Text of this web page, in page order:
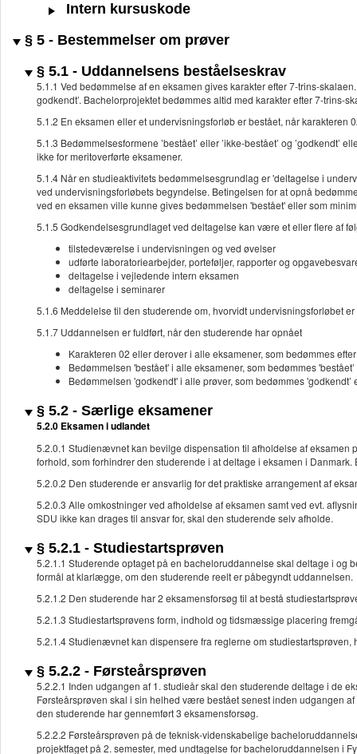
Intern kursuskode
§ 5 - Bestemmelser om prøver
§ 5.1 - Uddannelsens beståelseskrav
5.1.1 Ved bedømmelse af en eksamen gives karakter efter 7-trins-
godkendt’. Bachelorprojektet bedømmes altid med karakter efter 7-trins-
5.1.2 En eksamen eller et undervisningsforløb er bestået, når karakteren
5.1.3 Bedømmelsesformene ’bestået’ eller ’ikke-bestået’ og
ikke for meritoverførte eksamener.
5.1.4 Når en studieaktivitets bedømmelsesgrundlag er 'deltagelse i
ved undervisningsforløbets begyndelse. Betingelsen for at opnå
ved en eksamen ville kunne gives bedømmelsen 'bestået' eller som
5.1.5 Godkendelsesgrundlaget ved deltagelse kan være et eller flere af
tilstedeværelse i undervisningen og ved øvelser
udførte laboratoriearbejder, porteføljer, rapporter og
deltagelse i vejledende intern eksamen
deltagelse i seminarer
5.1.6 Meddelelse til den studerende om, hvorvidt undervisningsforløbet er
5.1.7 Uddannelsen er fuldført, når den studerende har opnået
Karakteren 02 eller derover i alle eksamener, som bedømmes
Bedømmelsen 'bestået' i alle eksamener, som bedømmes
Bedømmelsen 'godkendt' i alle prøver, som bedømmes 'godkendt’
§ 5.2 - Særlige eksamener
5.2.0 Eksamen i udlandet
5.2.0.1 Studienævnet kan bevilge dispensation til afholdelse af
forhold, som forhindrer den studerende i at deltage i eksamen i
5.2.0.2 Den studerende er ansvarlig for det praktiske arrangement af
5.2.0.3 Alle omkostninger ved afholdelse af eksamen samt ved evt.
SDU ikke kan drages til ansvar for, skal den studerende selv afholde.
§ 5.2.1 - Studiestartsprøven
5.2.1.1 Studerende optaget på en bacheloruddannelse skal deltage i og
formål at klarlægge, om den studerende reelt er påbegyndt uddannelsen.
5.2.1.2 Den studerende har 2 eksamensforsøg til at bestå
5.2.1.3 Studiestartsprøvens form, indhold og tidsmæssige placering
5.2.1.4 Studienævnet kan dispensere fra reglerne om
§ 5.2.2 - Førsteårsprøven
5.2.2.1 Inden udgangen af 1. studieår skal den studerende deltage i de
Førsteårsprøven skal i sin helhed være bestået senest inden udgangen
den studerende har gennemført 3 eksamensforsøg.
5.2.2.2 Førsteårsprøven på de teknisk-videnskabelige
projektfaget på 2. semester, med undtagelse for bacheloruddannelsen i